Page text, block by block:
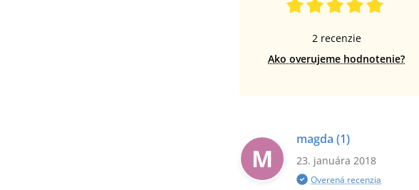
2 recenzie
Ako overujeme hodnotenie?
M
magda (1)
23. januára 2018
Overená recenzia